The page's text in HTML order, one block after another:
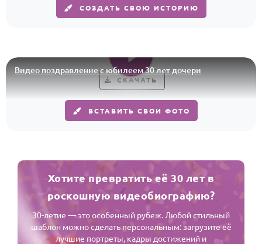
Пожелания
СОЗДАТЬ СВОЮ ИСТОРИЮ
Видео поздравление с юбилеем 30 лет дочери
СКАЧАТЬ
ВСТАВИТЬ СВОИ ФОТО
Хотите превратить её 30 лет в
роскошную видеобиографию?
30-летие — это особенный рубеж. Любой стильный
шаблон можно сделать персональным: загрузите её
лучшие портреты, кадры достижений и